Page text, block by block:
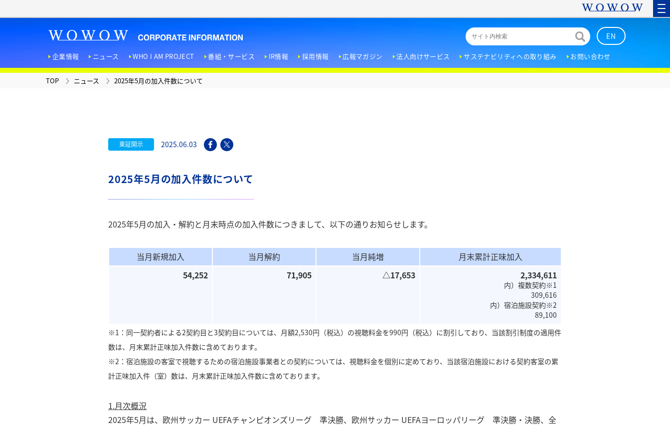
企業情報 ニュース WHO I AM PROJECT 番組・サービス IR情報 採用情報 広報マガジン 法人向けサービス サステナビリティへの取り組み お問い合わせ
EN
TOP
役員紹介
企業理念 / パーパス / ビジョン
沿革
夢中のトビラボ
＜アーカイブ＞30周年サイト
ニュース
WHO I AM PROJECT
WOWOW FILMS
受賞歴
＜IR資料室＞
IRカレンダー
＜その他IR関連情報＞
キャリア採用
DEI
環境への取り組み
お問い合わせ
広報マガジン
TOP ニュース 2025年5月の加入件数について
東証開示 2025.06.03
2025年5月の加入件数について
2025年5月の加入・解約と月末時点の加入件数につきまして、以下の通りお知らせします。
当月新規加入 当月解約 当月純増
月末累計正味加入
54,252
71,905 △17,653 2,334,611
内）複数契約※1
309,616
内）宿泊施設契約※2
89,100
※1：同一契約者による2契約目と3契約目については、月額2,530円（税込）の視聴料金を990円（税込）に割引しており、当該割引制度の適用件
数は、月末累計正味加入件数に含めております。
※2：宿泊施設の客室で視聴するための宿泊施設事業者との契約については、視聴料金を個別に定めており、当該宿泊施設における契約客室の累
計正味加入件（室）数は、月末累計正味加入件数に含めております。
1.月次概況
2025年5月は、欧州サッカー UEFAチャンピオンズリーグ 準決勝、欧州サッカー UEFAヨーロッパリーグ 準決勝・決勝、全